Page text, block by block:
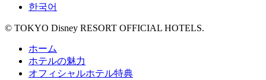
한국어
© TOKYO Disney RESORT OFFICIAL HOTELS.
ホーム
ホテルの魅力
オフィシャルホテル特典